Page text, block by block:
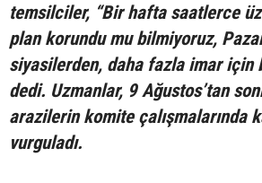
temsilciler, “Bir hafta saatlerce
plan korundu mu bilmiyoruz,
siyasilerden, daha fazla imar için
dedi. Uzmanlar, 9 Ağustos’tan
arazilerin komite çalışmalarında
vurguladı.